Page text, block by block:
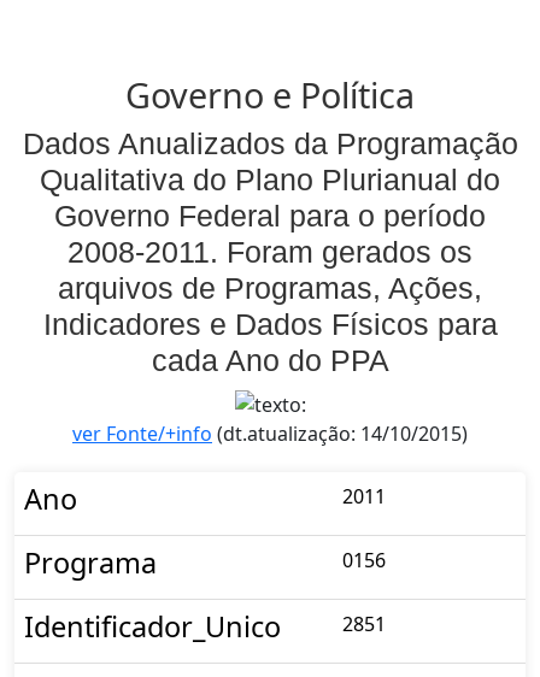
Governo e Política
Dados Anualizados da Programação
Qualitativa do Plano Plurianual do
Governo Federal para o período
2008-2011. Foram gerados os
arquivos de Programas, Ações,
Indicadores e Dados Físicos para
cada Ano do PPA
ver Fonte/+info (dt.atualização: 14/10/2015)
Ano 2011
Programa 0156
Identificador_Unico 2851